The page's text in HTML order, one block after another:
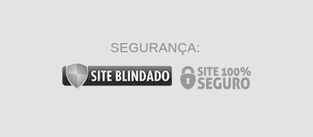
SEGURANÇA: